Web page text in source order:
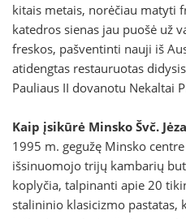
kitais metais, norėčiau matyti
katedros sienas jau puošė už
freskos, pašventinti nauji iš
atidengtas restauruotas
Pauliaus II dovanotu Nekaltai
Kaip įsikūrė Minsko Švč.
1995 m. gegužę Minsko
išsinuomojo trijų kambarių
koplyčia, talpinanti apie 20
stalininio klasicizmo pastatas,